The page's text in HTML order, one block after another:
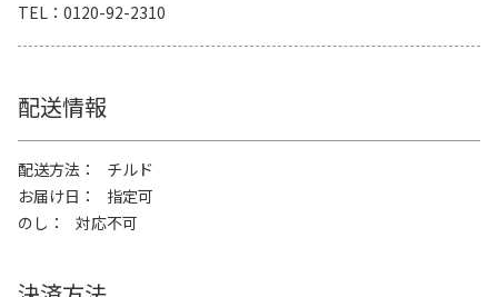
TEL
0120-92-2310
配送情報
配送方法
チルド
お届け日
指定可
のし
対応不可